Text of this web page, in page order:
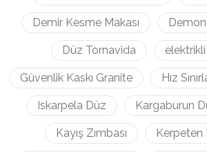
Demir Kesme Makası
Düz Tornavida
Güvenlik Kaskı Granite Hız
Iskarpela Düz Kargaburun
Kayış Zımbası Kerpeten